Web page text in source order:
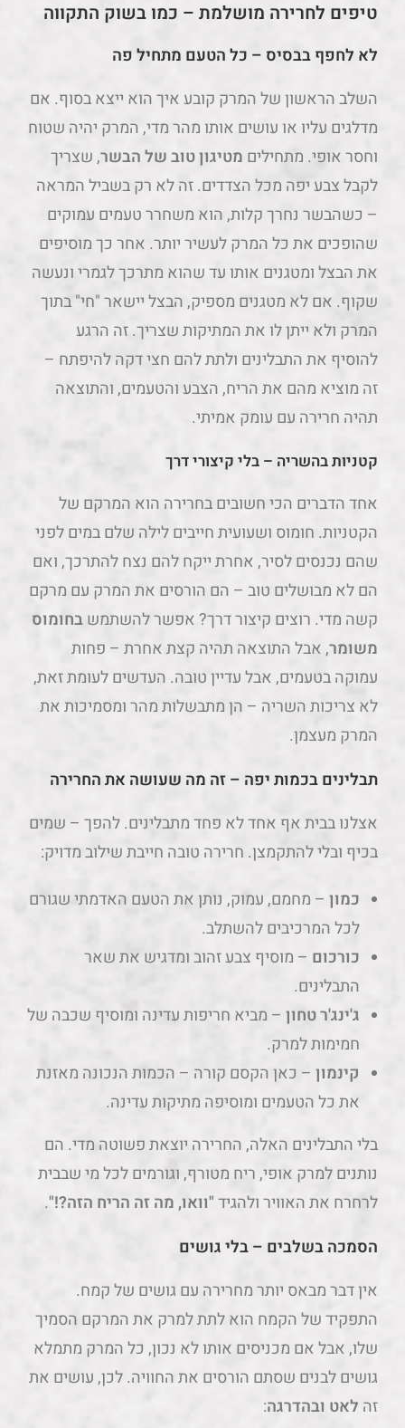
טיפים לחרירה מושלמת – כמו בשוק התקווה
לא לחפף בבסיס – כל הטעם מתחיל פה
השלב הראשון של המרק קובע איך הוא ייצא בסוף. אם
מדלגים עליו או עושים אותו מהר מדי, המרק יהיה שטוח
וחסר אופי. מתחילים מטיגון טוב של הבשר, שצריך
לקבל צבע יפה מכל הצדדים. זה לא רק בשביל המראה
– כשהבשר נחרך קלות, הוא משחרר טעמים עמוקים
שהופכים את כל המרק לעשיר יותר. אחר כך מוסיפים
את הבצל ומטגנים אותו עד שהוא מתרכך לגמרי ונעשה
שקוף. אם לא מטגנים מספיק, הבצל יישאר "חי" בתוך
המרק ולא ייתן לו את המתיקות שצריך. זה הרגע
להוסיף את התבלינים ולתת להם חצי דקה להיפתח –
זה מוציא מהם את הריח, הצבע והטעמים, והתוצאה
תהיה חרירה עם עומק אמיתי.
קטניות בהשריה – בלי קיצורי דרך
אחד הדברים הכי חשובים בחרירה הוא המרקם של
הקטניות. חומוס ושעועית חייבים לילה שלם במים לפני
שהם נכנסים לסיר, אחרת ייקח להם נצח להתרכך, ואם
הם לא מבושלים טוב – הם הורסים את המרק עם מרקם
קשה מדי. רוצים קיצור דרך? אפשר להשתמשבחומוס
משומר, אבל התוצאה תהיה קצת אחרת – פחות
עמוקה בטעמים, אבל עדיין טובה. העדשים לעומת זאת,
לא צריכות השריה – הן מתבשלות מהר ומסמיכות את
המרק מעצמן.
תבלינים בכמות יפה – זה מה שעושה את החרירה
אצלנו בבית אף אחד לא פחד מתבלינים. להפך – שמים
בכיף ובלי להתקמצן. חרירה טובה חייבת שילוב מדויק:
כמון – מחמם, עמוק, נותן את הטעם האדמתי שגורם
לכל המרכיבים להשתלב.
כורכום – מוסיף צבע זהוב ומדגיש את שאר
התבלינים.
ג'ינג'ר טחון – מביא חריפות עדינה ומוסיף שכבה של
חמימות למרק.
קינמון – כאן הקסם קורה – הכמות הנכונה מאזנת
את כל הטעמים ומוסיפה מתיקות עדינה.
בלי התבלינים האלה, החרירה יוצאת פשוטה מדי. הם
נותנים למרק אופי, ריח מטורף, וגורמים לכל מי שבבית
לרחרח את האוויר ולהגיד"וואו, מה זה הריח הזה?!".
הסמכה בשלבים – בלי גושים
אין דבר מבאס יותר מחרירה עם גושים של קמח.
התפקיד של הקמח הוא לתת למרק את המרקם הסמיך
שלו, אבל אם מכניסים אותו לא נכון, כל המרק מתמלא
גושים לבנים שסתם הורסים את החוויה. לכן, עושים את
זה לאט ובהדרגה: